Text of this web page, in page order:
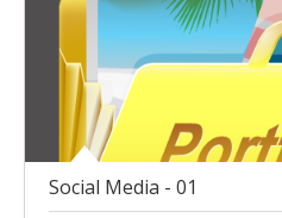
Social Media - 01